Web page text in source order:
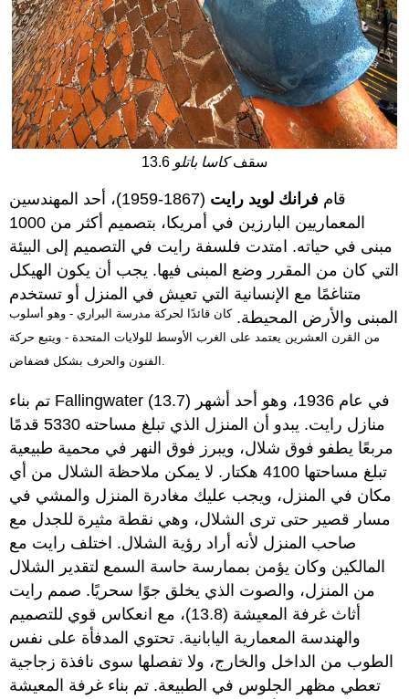
13.6 سقفكاسا باتلو
قام فرانك لويد رايت
(1867-1959)، أحد المهندسين
المعماريين البارزين في أمريكا، بتصميم أكثر من 1000
مبنى في حياته. امتدت فلسفة رايت في التصميم إلى البيئة
التي كان من المقرر وضع المبنى فيها. يجب أن يكون الهيكل
متناغمًا مع الإنسانية التي تعيش في المنزل أو تستخدم
المبنى والأرض المحيطة. كان قائدًا لحركة مدرسة البراري - وهو أسلوب
من القرن العشرين يعتمد على الغرب الأوسط للولايات المتحدة - ويتبع حركة
تم بناء Fallingwater (13.7) في عام 1936، وهو أحد أشهر
منازل رايت. يبدو أن المنزل الذي تبلغ مساحته 5330 قدمًا
مربعًا يطفو فوق شلال، ويبرز فوق النهر في محمية طبيعية
تبلغ مساحتها 4100 هكتار. لا يمكن ملاحظة الشلال من أي
مكان في المنزل، ويجب عليك مغادرة المنزل والمشي في
مسار قصير حتى ترى الشلال، وهي نقطة مثيرة للجدل مع
صاحب المنزل لأنه أراد رؤية الشلال. اختلف رايت مع
المالكين وكان يؤمن بممارسة حاسة السمع لتقدير الشلال
من المنزل، والصوت الذي يخلق جوًا سحريًا. صمم رايت
أثاث غرفة المعيشة (13.8)، مع انعكاس قوي للتصميم
والهندسة المعمارية اليابانية. تحتوي المدفأة على نفس
الطوب من الداخل والخارج، ولا تفصلها سوى نافذة زجاجية
تعطي مظهر الجلوس في الطبيعة. تم بناء غرفة المعيشة